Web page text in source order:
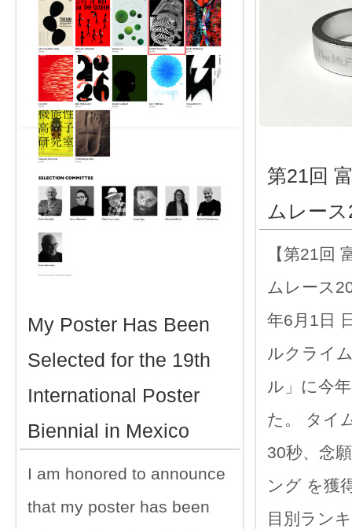
My Poster Has Been
Selected for the 19th
International Poster
Biennial in Mexico
I am honored to announce
that my poster has been
第21回
ムレー
【第21回
ムレース
年6月1日
ルクライ
ル」に今
た。 タイ
30秒、念
ング を獲
目別ラン